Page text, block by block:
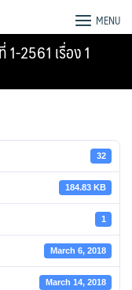
MENU
1-2561 เรื่อง 1
32
184.83 KB
1
March 6, 2018
March 14, 2018